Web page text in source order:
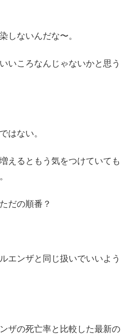
しないんだな〜。
いころなんじゃないかと思う
はない。
えるともう気をつけていても
だの順番？
エンザと同じ扱いでいいよう
ザの死亡率と比較した最新の